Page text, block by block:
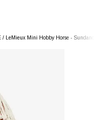
PONY
LeMieux Mini Hobby Horse - Sundance